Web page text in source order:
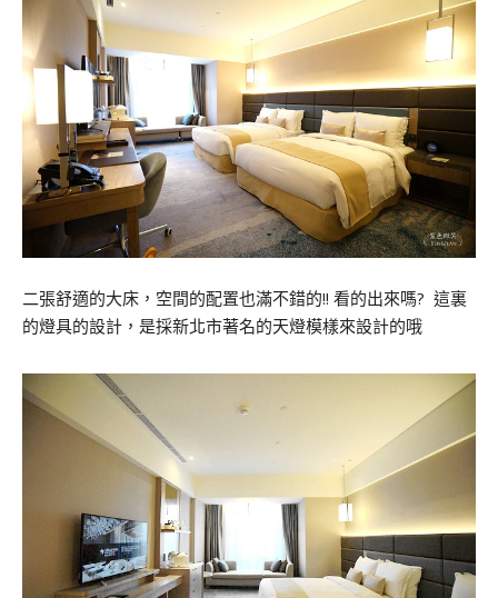
二張舒適的大床，空間的配置也滿不錯的!! 看的出來嗎? 這裏
的燈具的設計，是採新北市著名的天燈模樣來設計的哦